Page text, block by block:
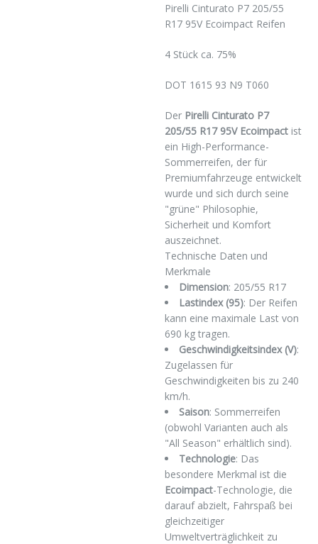
Pirelli Cinturato P7 205/55
R17 95V Ecoimpact Reifen
4 Stück ca. 75%
DOT 1615 93 N9 T060
Der Pirelli Cinturato P7
205/55 R17 95V Ecoimpact ist
ein High-Performance-
Sommerreifen, der für
Premiumfahrzeuge entwickelt
wurde und sich durch seine
"grüne" Philosophie,
Sicherheit und Komfort
auszeichnet.
Technische Daten und
Merkmale
Dimension: 205/55 R17
Lastindex (95): Der Reifen
kann eine maximale Last von
690 kg tragen.
Geschwindigkeitsindex (V):
Zugelassen für
Geschwindigkeiten bis zu 240
km/h.
Saison: Sommerreifen
(obwohl Varianten auch als
"All Season" erhältlich sind).
Technologie: Das
besondere Merkmal ist die
Ecoimpact-Technologie, die
darauf abzielt, Fahrspaß bei
gleichzeitiger
Umweltverträglichkeit zu